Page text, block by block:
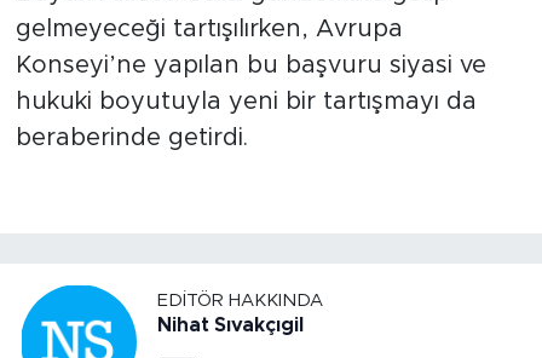
gelmeyeceği tartışılırken, Avrupa
Konseyi’ne yapılan bu başvuru siyasi ve
hukuki boyutuyla yeni bir tartışmayı da
beraberinde getirdi.
EDITÖR HAKKINDA
Nihat Sıvakçıgil